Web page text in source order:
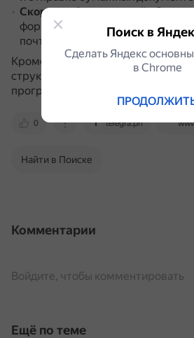
Скорость.Электронный обмен
формате XML происходит
почтовая пересылка.
Кроме того, формат XML
структуру данных, что делает их
программного обеспечения,
0 telegra.ph
Найти в Поиске
Комментарии
Войдите, чтобы комментировать
Ещё по теме
Поиск в
Сделать Яндекс
в Сhrome